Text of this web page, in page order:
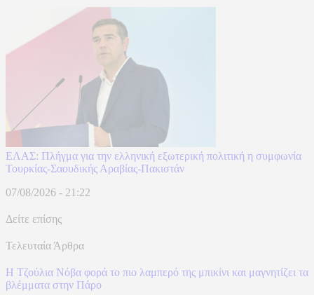
ΕΛΑΣ: Πλήγμα για την ελληνική εξωτερική πολιτική η συμφωνία
Τουρκίας-Σαουδικής Αραβίας-Πακιστάν
07/08/2026 - 21:22
Δείτε επίσης
Τελευταία Άρθρα
Η Τζούλια Νόβα φορά το πιο λαμπερό της μπικίνι και μαγνητίζει τα
βλέμματα στην Πάρο